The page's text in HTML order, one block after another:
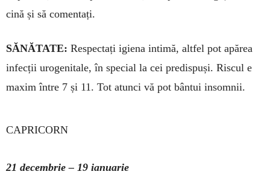
cină și să comentați.
SĂNĂTATE: Respectați igiena intimă, altfel pot apărea
infecții urogenitale, în special la cei predispuși. Riscul e
maxim între 7 și 11. Tot atunci vă pot bântui insomnii.
CAPRICORN
21 decembrie ­– 19 ianuarie